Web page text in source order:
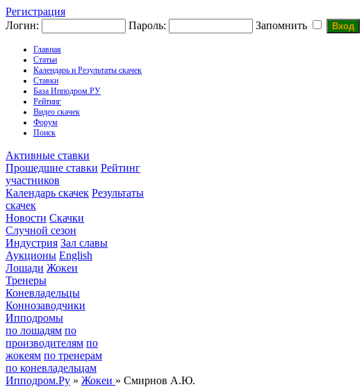
Регистрация
Логин:
Пароль: Запомнить
Главная
Статьи
Календарь и Результаты скачек
Ставки
База Ипподром.РУ
Рейтинг
Видео скачек
Форум
Поиск
Активные ставки
Прошедшие ставки Рейтинг
участников
Календарь скачек Результаты
скачек
Новости Скачки
Случной сезон
Индустрия Зал славы
Аукционы English
Лошади Жокеи
Тренеры
Коневладельцы
Коннозаводчики
Ипподромы
по лошадям по
производителям по
жокеям по тренерам
по коневладельцам
Ипподром.Ру » Жокеи » Смирнов А.Ю.